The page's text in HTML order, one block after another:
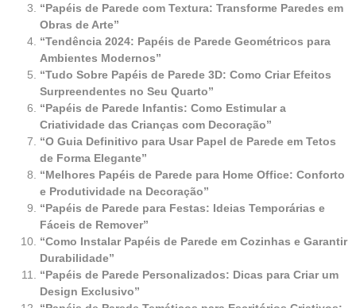
“Papéis de Parede com Textura: Transforme Paredes em
Obras de Arte”
“Tendência 2024: Papéis de Parede Geométricos para
Ambientes Modernos”
“Tudo Sobre Papéis de Parede 3D: Como Criar Efeitos
Surpreendentes no Seu Quarto”
“Papéis de Parede Infantis: Como Estimular a
Criatividade das Crianças com Decoração”
“O Guia Definitivo para Usar Papel de Parede em Tetos
de Forma Elegante”
“Melhores Papéis de Parede para Home Office: Conforto
e Produtividade na Decoração”
“Papéis de Parede para Festas: Ideias Temporárias e
Fáceis de Remover”
“Como Instalar Papéis de Parede em Cozinhas e Garantir
Durabilidade”
“Papéis de Parede Personalizados: Dicas para Criar um
Design Exclusivo”